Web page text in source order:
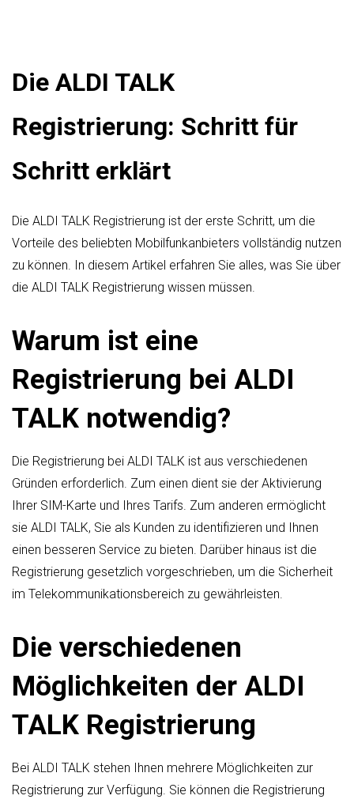
Die ALDI TALK
Registrierung: Schritt für
Schritt erklärt
Die ALDI TALK Registrierung ist der erste Schritt, um die
Vorteile des beliebten Mobilfunkanbieters vollständig nutzen
zu können. In diesem Artikel erfahren Sie alles, was Sie über
die ALDI TALK Registrierung wissen müssen.
Warum ist eine
Registrierung bei ALDI
TALK notwendig?
Die Registrierung bei ALDI TALK ist aus verschiedenen
Gründen erforderlich. Zum einen dient sie der Aktivierung
Ihrer SIM-Karte und Ihres Tarifs. Zum anderen ermöglicht
sie ALDI TALK, Sie als Kunden zu identifizieren und Ihnen
einen besseren Service zu bieten. Darüber hinaus ist die
Registrierung gesetzlich vorgeschrieben, um die Sicherheit
im Telekommunikationsbereich zu gewährleisten.
Die verschiedenen
Möglichkeiten der ALDI
TALK Registrierung
Bei ALDI TALK stehen Ihnen mehrere Möglichkeiten zur
Registrierung zur Verfügung. Sie können die Registrierung